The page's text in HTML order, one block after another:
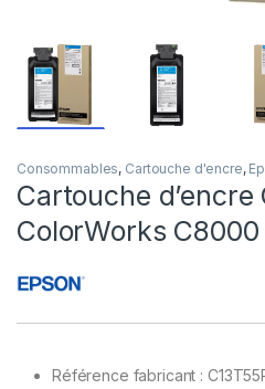
Consommables, Cartouche d'encre,
Cartouche d’encre
ColorWorks
Référence fabricant :